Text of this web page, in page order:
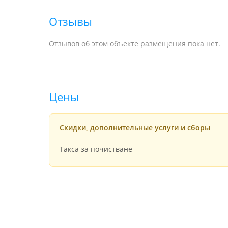
Отзывы
Отзывов об этом объекте размещения пока нет.
Цены
Скидки, дополнительные услуги и сборы
Такса за почистване